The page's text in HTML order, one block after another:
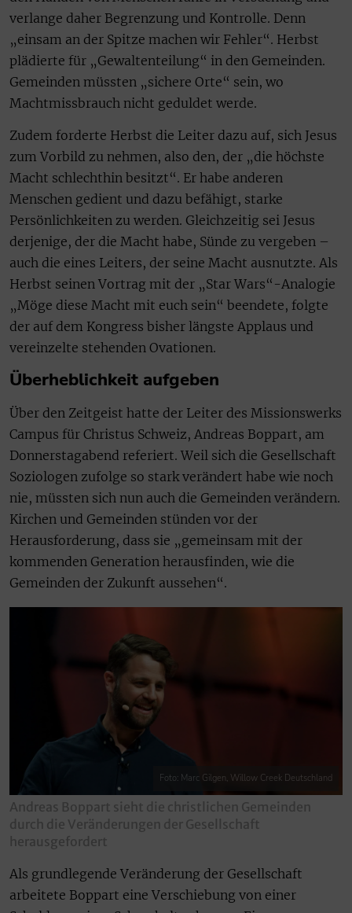
verlange daher Begrenzung und Kontrolle. Denn
„einsam an der Spitze machen wir Fehler“. Herbst
plädierte für „Gewaltenteilung“ in den Gemeinden.
Gemeinden müssten „sichere Orte“ sein, wo
Machtmissbrauch nicht geduldet werde.
Zudem forderte Herbst die Leiter dazu auf, sich Jesus
zum Vorbild zu nehmen, also den, der „die höchste
Macht schlechthin besitzt“. Er habe anderen
Menschen gedient und dazu befähigt, starke
Persönlichkeiten zu werden. Gleichzeitig sei Jesus
derjenige, der die Macht habe, Sünde zu vergeben –
auch die eines Leiters, der seine Macht ausnutzte. Als
Herbst seinen Vortrag mit der „Star Wars“-Analogie
„Möge diese Macht mit euch sein“ beendete, folgte
der auf dem Kongress bisher längste Applaus und
vereinzelte stehenden Ovationen.
Überheblichkeit aufgeben
Über den Zeitgeist hatte der Leiter des Missionswerks
Campus für Christus Schweiz, Andreas Boppart, am
Donnerstagabend referiert. Weil sich die Gesellschaft
Soziologen zufolge so stark verändert habe wie noch
nie, müssten sich nun auch die Gemeinden verändern.
Kirchen und Gemeinden stünden vor der
Herausforderung, dass sie „gemeinsam mit der
kommenden Generation herausfinden, wie die
Gemeinden der Zukunft aussehen“.
Foto: Marc Gilgen, Willow Creek Deutschland
Andreas Boppart sieht die christlichen Gemeinden
durch die Veränderungen der Gesellschaft
herausgefordert
Als grundlegende Veränderung der Gesellschaft
arbeitete Boppart eine Verschiebung von einer